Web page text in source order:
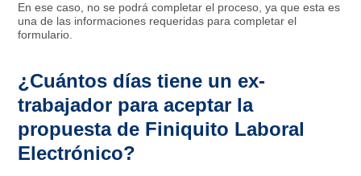
En ese caso, no se podrá completar el proceso, ya que esta es
una de las informaciones requeridas para completar el
formulario.
¿Cuántos días tiene un ex-
trabajador para aceptar la
propuesta de Finiquito Laboral
Electrónico?